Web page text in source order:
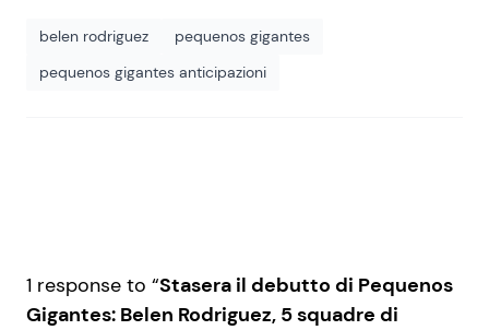
belen rodriguez
pequenos gigantes
pequenos gigantes anticipazioni
1 response to “Stasera il debutto di Pequenos
Gigantes: Belen Rodriguez, 5 squadre di